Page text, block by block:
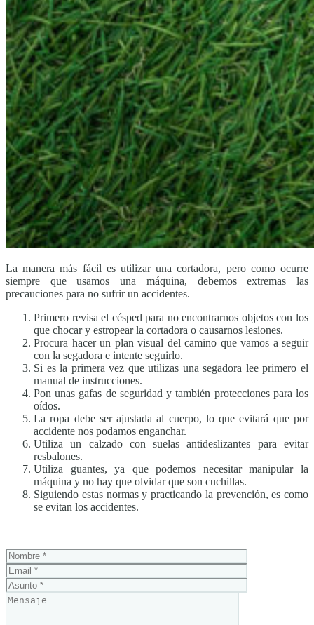
La manera más fácil es utilizar una cortadora, pero como ocurre
siempre que usamos una máquina, debemos extremas las
precauciones para no sufrir un accidentes.
Primero revisa el césped para no encontrarnos objetos con los
que chocar y estropear la cortadora o causarnos lesiones.
Procura hacer un plan visual del camino que vamos a seguir
con la segadora e intente seguirlo.
Si es la primera vez que utilizas una segadora lee primero el
manual de instrucciones.
Pon unas gafas de seguridad y también protecciones para los
oídos.
La ropa debe ser ajustada al cuerpo, lo que evitará que por
accidente nos podamos enganchar.
Utiliza un calzado con suelas antideslizantes para evitar
resbalones.
Utiliza guantes, ya que podemos necesitar manipular la
máquina y no hay que olvidar que son cuchillas.
Siguiendo estas normas y practicando la prevención, es como
se evitan los accidentes.